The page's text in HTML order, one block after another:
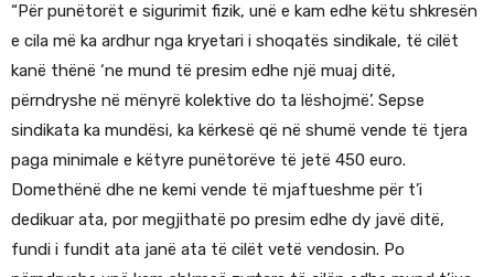
“Për punëtorët e sigurimit fizik, unë e kam edhe këtu shkresën
e cila më ka ardhur nga kryetari i shoqatës sindikale, të cilët
kanë thënë ‘ne mund të presim edhe një muaj ditë,
përndryshe në mënyrë kolektive do ta lëshojmë’. Sepse
sindikata ka mundësi, ka kërkesë që në shumë vende të tjera
paga minimale e këtyre punëtorëve të jetë 450 euro.
Domethënë dhe ne kemi vende të mjaftueshme për t’i
dedikuar ata, por megjithatë po presim edhe dy javë ditë,
fundi i fundit ata janë ata të cilët vetë vendosin. Po